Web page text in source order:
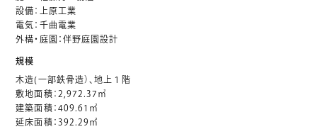
設備：上原工業
電気：千曲電業
外構・庭園：伴野庭園設計
規模
木造(一部鉄骨造）、地上１階
敷地面積：2,972.37㎡
建築面積：409.61㎡
延床面積：392.29㎡